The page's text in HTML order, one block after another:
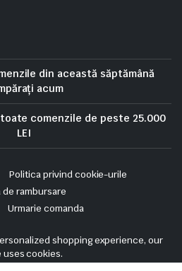
din această săptămână
acum
comenzile de peste 25.000
LEI
Politica privind cookie-urile
de rambursare
Urmarie comanda
reserved. Powered by iTistul.ro.
shopping experience, our
uses cookies.
policy.